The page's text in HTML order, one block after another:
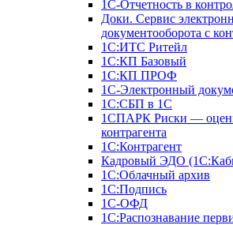
1С-Отчетность в
Доки. Сервис
документооборота с
1С:ИТС Ритейл
1С:КП Базовый
1С:КП ПРОФ
1С-Электронный
1С:СБП в 1С
1СПАРК Риски —
контрагента
1С:Контрагент
Кадровый ЭДО
1С:Облачный архив
1С:Подпись
1С-ОФД
1С:Распознавание